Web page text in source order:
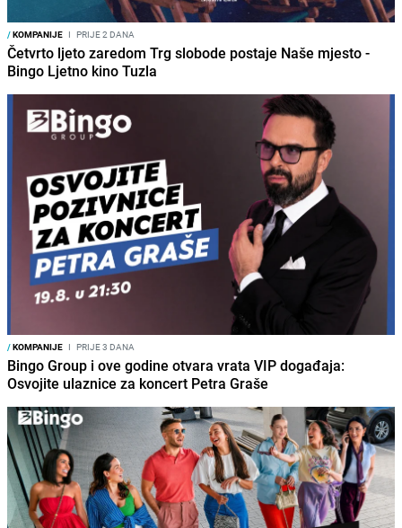
/KOMPANIJE I PRIJE 2 DANA
Četvrto ljeto zaredom Trg slobode postaje Naše mjesto -
Bingo Ljetno kino Tuzla
/KOMPANIJE I PRIJE 3 DANA
Bingo Group i ove godine otvara vrata VIP događaja:
Osvojite ulaznice za koncert Petra Graše